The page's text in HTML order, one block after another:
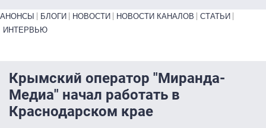
Primary links bottom
АНОНСЫ БЛОГИ НОВОСТИ НОВОСТИ КАНАЛОВ
СТАТЬИ
ИНТЕРВЬЮ
Крымский оператор "Миранда-
Медиа" начал работать в
Краснодарском крае